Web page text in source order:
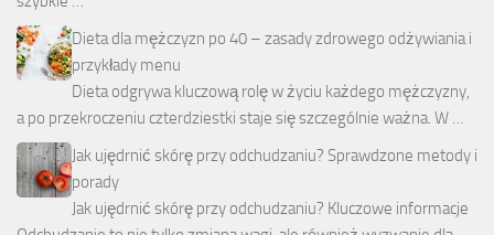
Dieta dla mężczyzn po 40 – zasady zdrowego odżywiania i
przykłady menu
Dieta odgrywa kluczową rolę w życiu każdego mężczyzny,
a po przekroczeniu czterdziestki staje się szczególnie ważna. W …
Jak ujędrnić skórę przy odchudzaniu? Sprawdzone metody i
porady
Jak ujędrnić skórę przy odchudzaniu? Kluczowe informacje